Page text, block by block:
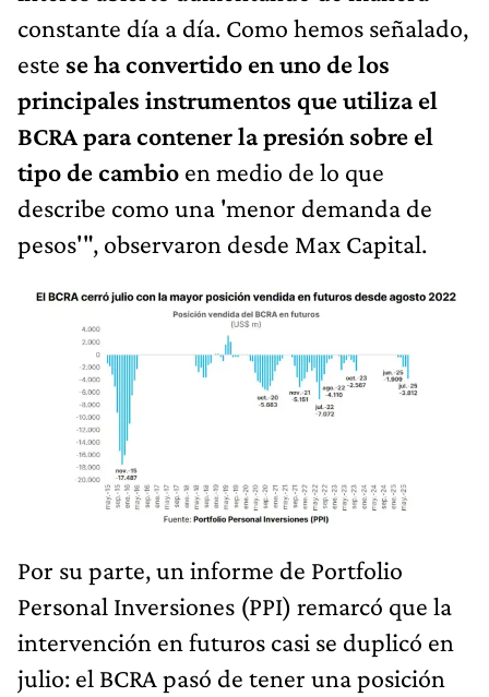
constante día a día. Como hemos señalado,
este se ha convertido en uno de los
principales instrumentos que utiliza el
BCRA para contener la presión sobre el
tipo de cambio en medio de lo que
describe como una 'menor demanda de
pesos'", observaron desde Max Capital.
Por su parte, un informe de Portfolio
Personal Inversiones (PPI) remarcó que la
intervención en futuros casi se duplicó en
julio: el BCRA pasó de tener una posición